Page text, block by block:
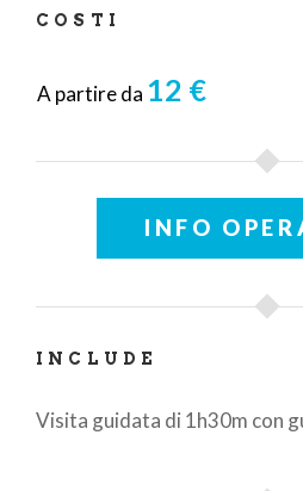
grandi edizioni della Fiera
COSTI
A partire da 12 €
INFO
INCLUDE
Visita guidata di 1h30m con